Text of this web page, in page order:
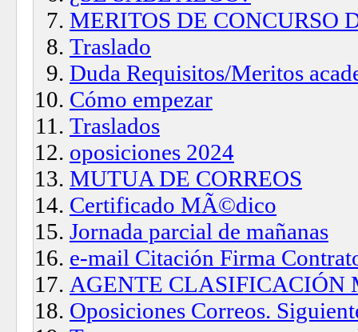
MERITOS DE CONCURSO
Traslado
Duda Requisitos/Meritos
Cómo empezar
Traslados
oposiciones 2024
MUTUA DE CORREOS
Certificado MÃ©dico
Jornada parcial de mañanas
e-mail Citación Firma
AGENTE CLASIFICACIÓN
Oposiciones Correos.